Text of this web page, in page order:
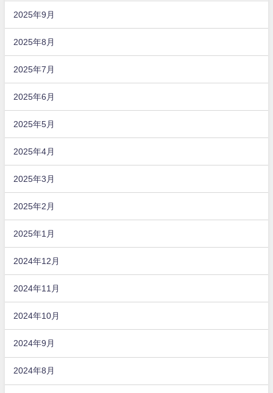
2025年9月
2025年8月
2025年7月
2025年6月
2025年5月
2025年4月
2025年3月
2025年2月
2025年1月
2024年12月
2024年11月
2024年10月
2024年9月
2024年8月